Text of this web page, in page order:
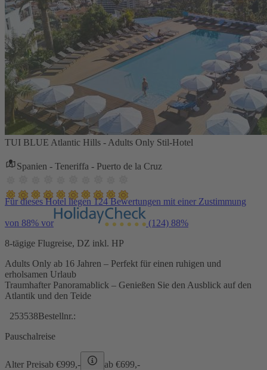
TUI BLUE Atlantic Hills - Adults Only Stil-Hotel
Spanien - Teneriffa - Puerto de la Cruz
Für dieses Hotel liegen 124 Bewertungen mit einer Zustimmung
von 88% vor (124) 88%
8-tägige Flugreise, DZ inkl. HP
Adults Only ab 16 Jahren – Perfekt für einen ruhigen und
erholsamen Urlaub
Traumhafter Panoramablick – Genießen Sie den Ausblick auf den
Atlantik und den Teide
253538Bestellnr.:
Pauschalreise
Alter Preisab €999,- ab €699,-